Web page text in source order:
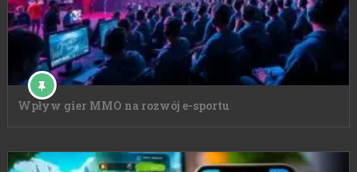
Wpływ gier MMO na rozwój e-sportu